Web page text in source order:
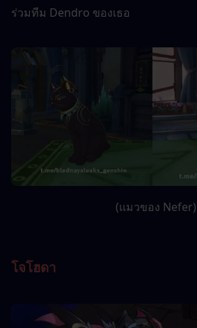
ร่วมทีม Dendro ของเธอ
(แมวของ Nefer)
โจโฮดา